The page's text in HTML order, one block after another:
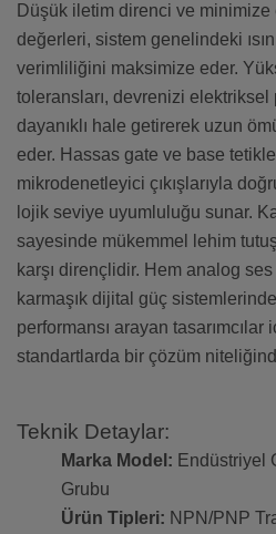
Düşük iletim direnci ve
değerleri, sistem genelindeki
verimliliğini maksimize eder.
toleransları, devrenizi elektriksel
dayanıklı hale getirerek uzun
eder. Hassas gate ve base
mikrodenetleyici çıkışlarıyla
lojik seviye uyumluluğu sunar.
sayesinde mükemmel lehim
karşı dirençlidir. Hem analog
karmaşık dijital güç
performansı arayan tasarımcılar
standartlarda bir çözüm
Teknik Detaylar:
Marka Model: Endüstriyel
Grubu
Ürün Tipleri: NPN/PNP